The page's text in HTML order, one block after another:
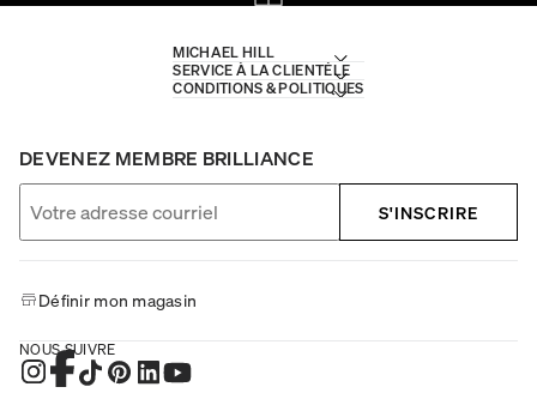
MICHAEL HILL
SERVICE À LA CLIENTÈLE
CONDITIONS & POLITIQUES
DEVENEZ MEMBRE BRILLIANCE
S'INSCRIRE
Définir mon magasin
NOUS SUIVRE